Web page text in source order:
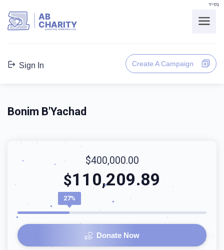
בס"ד
AB
CHARITY
powerd by ahblicklive.com
Sign In Create A Campaign
Bonim B'Yachad
$400,000.00
$110,209.89
27%
Donate Now